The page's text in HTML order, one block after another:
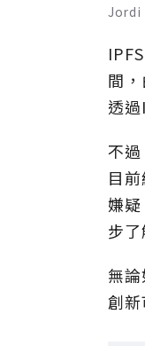
Jordi
間
透
不
目
嫌
步了
無
創